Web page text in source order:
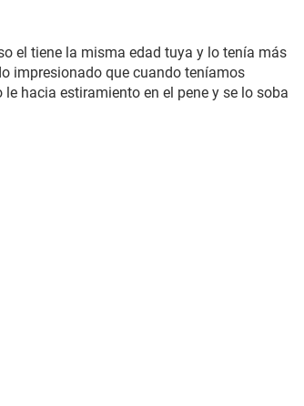
el tiene la misma edad tuya y lo tenía más
impresionado que cuando teníamos
hacia estiramiento en el pene y se lo soba